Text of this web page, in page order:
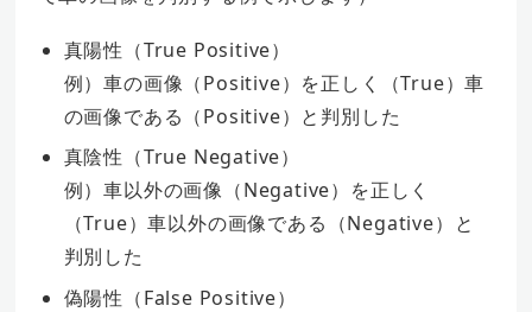
真陽性（True Positive）
例）車の画像（Positive）を正しく（True）車
の画像である（Positive）と判別した
真陰性（True Negative）
例）車以外の画像（Negative）を正しく
（True）車以外の画像である（Negative）と
判別した
偽陽性（False Positive）